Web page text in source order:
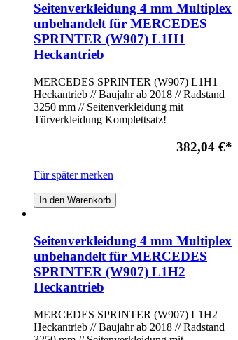
Seitenverkleidung 4 mm Multiplex
unbehandelt für MERCEDES
SPRINTER (W907) L1H1
Heckantrieb
MERCEDES SPRINTER (W907) L1H1
Heckantrieb // Baujahr ab 2018 // Radstand
3250 mm // Seitenverkleidung mit
Türverkleidung Komplettsatz!
382,04 €*
Für später merken
In den Warenkorb
Seitenverkleidung 4 mm Multiplex
unbehandelt für MERCEDES
SPRINTER (W907) L1H2
Heckantrieb
MERCEDES SPRINTER (W907) L1H2
Heckantrieb // Baujahr ab 2018 // Radstand